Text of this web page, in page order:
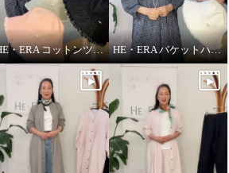
フード
ヘ・エラ はっ水 大人美人 フード
HE・ERA コットンツイル バケットハット HE・ERA バケットハット